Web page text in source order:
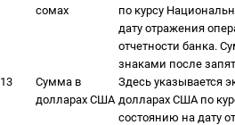
сомах
по курсу
дату отражения
отчетности банка.
знаками после
13
Сумма в
долларах США
Здесь указывается
долларах США по
состоянию на дату